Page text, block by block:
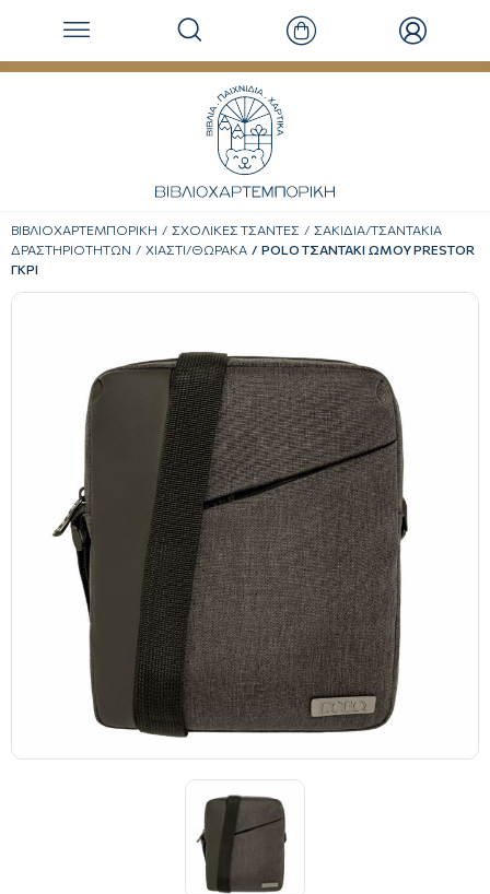
ΒΙΒΛΙΟΧΑΡΤΕΜΠΟΡΙΚΗ ΣΧΟΛΙΚΕΣ ΤΣΑΝΤΕΣ
ΣΑΚΙΔΙΑ/ΤΣΑΝΤΑΚΙΑ
ΔΡΑΣΤΗΡΙΟΤΗΤΩΝ
ΧΙΑΣΤΙ/ΘΩΡΑΚΑ
POLO ΤΣΑΝΤΑΚΙ ΩΜΟΥ PRESTOR
ΓΚΡΙ